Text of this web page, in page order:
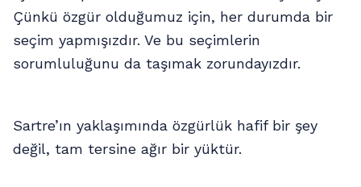
Çünkü özgür olduğumuz için, her durumda bir
seçim yapmışızdır. Ve bu seçimlerin
sorumluluğunu da taşımak zorundayızdır.
Sartre’ın yaklaşımında özgürlük hafif bir şey
değil, tam tersine ağır bir yüktür.